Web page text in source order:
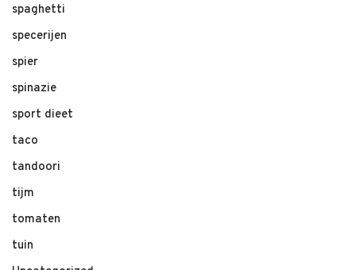
spaghetti
specerijen
spier
spinazie
sport dieet
taco
tandoori
tijm
tomaten
tuin